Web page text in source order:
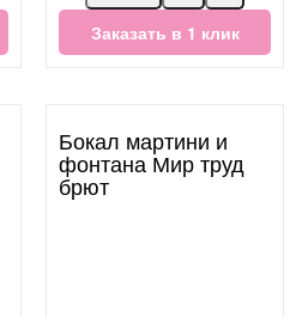
Заказать в 1 клик
Бокал мартини и
фонтана Мир труд
брют